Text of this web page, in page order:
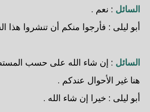
السائل : نعم .
أبو ليلى : فأرجوا منكم أن تنشروا
السائل : إن شاء الله على حسب
هنا غير الأحوال عندكم .
أبو ليلى : خيرا إن شاء الله .